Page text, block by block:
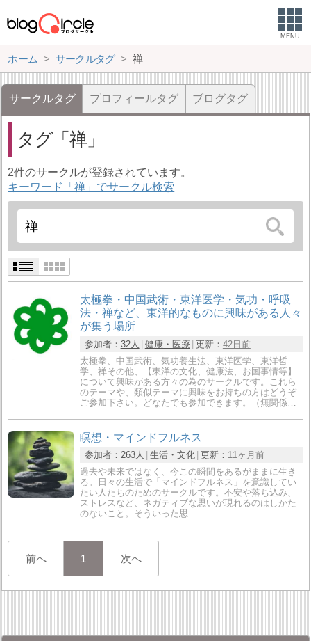
MENU
ホーム サークルタグ 禅
サークルタグ プロフィールタグ ブログタグ
タグ 禅
2件のサークルが登録されています。
キーワード「禅」でサークル検索
太極拳・中国武術・東洋医学・気功・呼吸
法・禅など、東洋的なものに興味がある人々
が集う場所
参加者： 32人 健康・医療 更新： 42日前
太極拳、中国武術、気功養生法、東洋医学、東洋哲
学、禅その他、【東洋の文化、健康法、お国事情等】
について興味がある方々の為のサークルです。これら
のテーマや、類似テーマに興味をお持ちの方はどうぞ
ご参加下さい。どなたでも参加できます。（無関係…
瞑想・マインドフルネス
参加者： 263人 生活・文化 更新： 11ヶ月前
過去や未来ではなく、今この瞬間をあるがままに生き
る。日々の生活で「マインドフルネス」を意識してい
たい人たちのためのサークルです。不安や落ち込み、
ストレスなど、ネガティブな思いが現れるのはしかた
のないこと。そういった思…
前へ 1 次へ